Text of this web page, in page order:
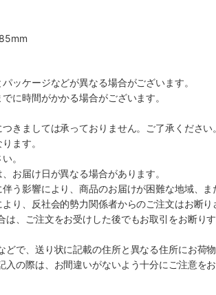
ッケージなどが異なる場合がございます。
に時間がかかる場合がございます。
きましては承っておりません。ご了承ください。
ます。
。
お届け日が異なる場合があります。
う影響により、商品のお届けが困難な地域、
り、反社会的勢力関係者からのご注文はお断
、ご注文をお受けした後でもお取引をお断り
で、送り状に記載の住所と異なる住所にお荷
の際は、お間違いがないよう十分にご注意をお